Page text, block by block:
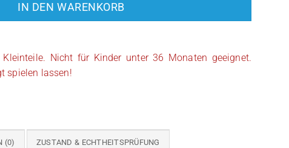
IN DEN WARENKORB
Kleinteile. Nicht für Kinder unter 36 Monaten geeignet.
spielen lassen!
(0) ZUSTAND & ECHTHEITSPRÜFUNG